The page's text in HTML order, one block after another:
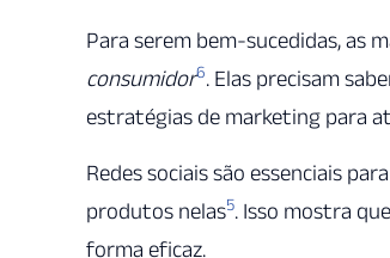
Para serem bem-sucedidas, as
consumidor6. Elas precisam
estratégias de marketing para
Redes sociais são essenciais
produtos nelas5. Isso mostra
forma eficaz.